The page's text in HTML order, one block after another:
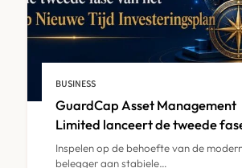
BUSINESS
GuardCap Asset Management
Limited lanceert de tweede
het GuardCap Nieuwe Tijd
Investeringsplan
Inspelen op de behoefte van de
belegger aan stabiele…
IPTV
pour Votre Foyer
IPTV